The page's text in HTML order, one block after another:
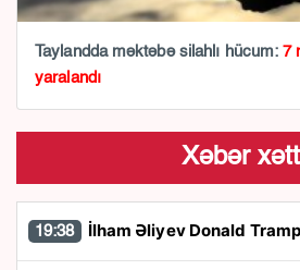
Taylandda məktəbə silahlı hücum:7
yaralandı
Xəbər
19:38 İlham Əliyev Donald